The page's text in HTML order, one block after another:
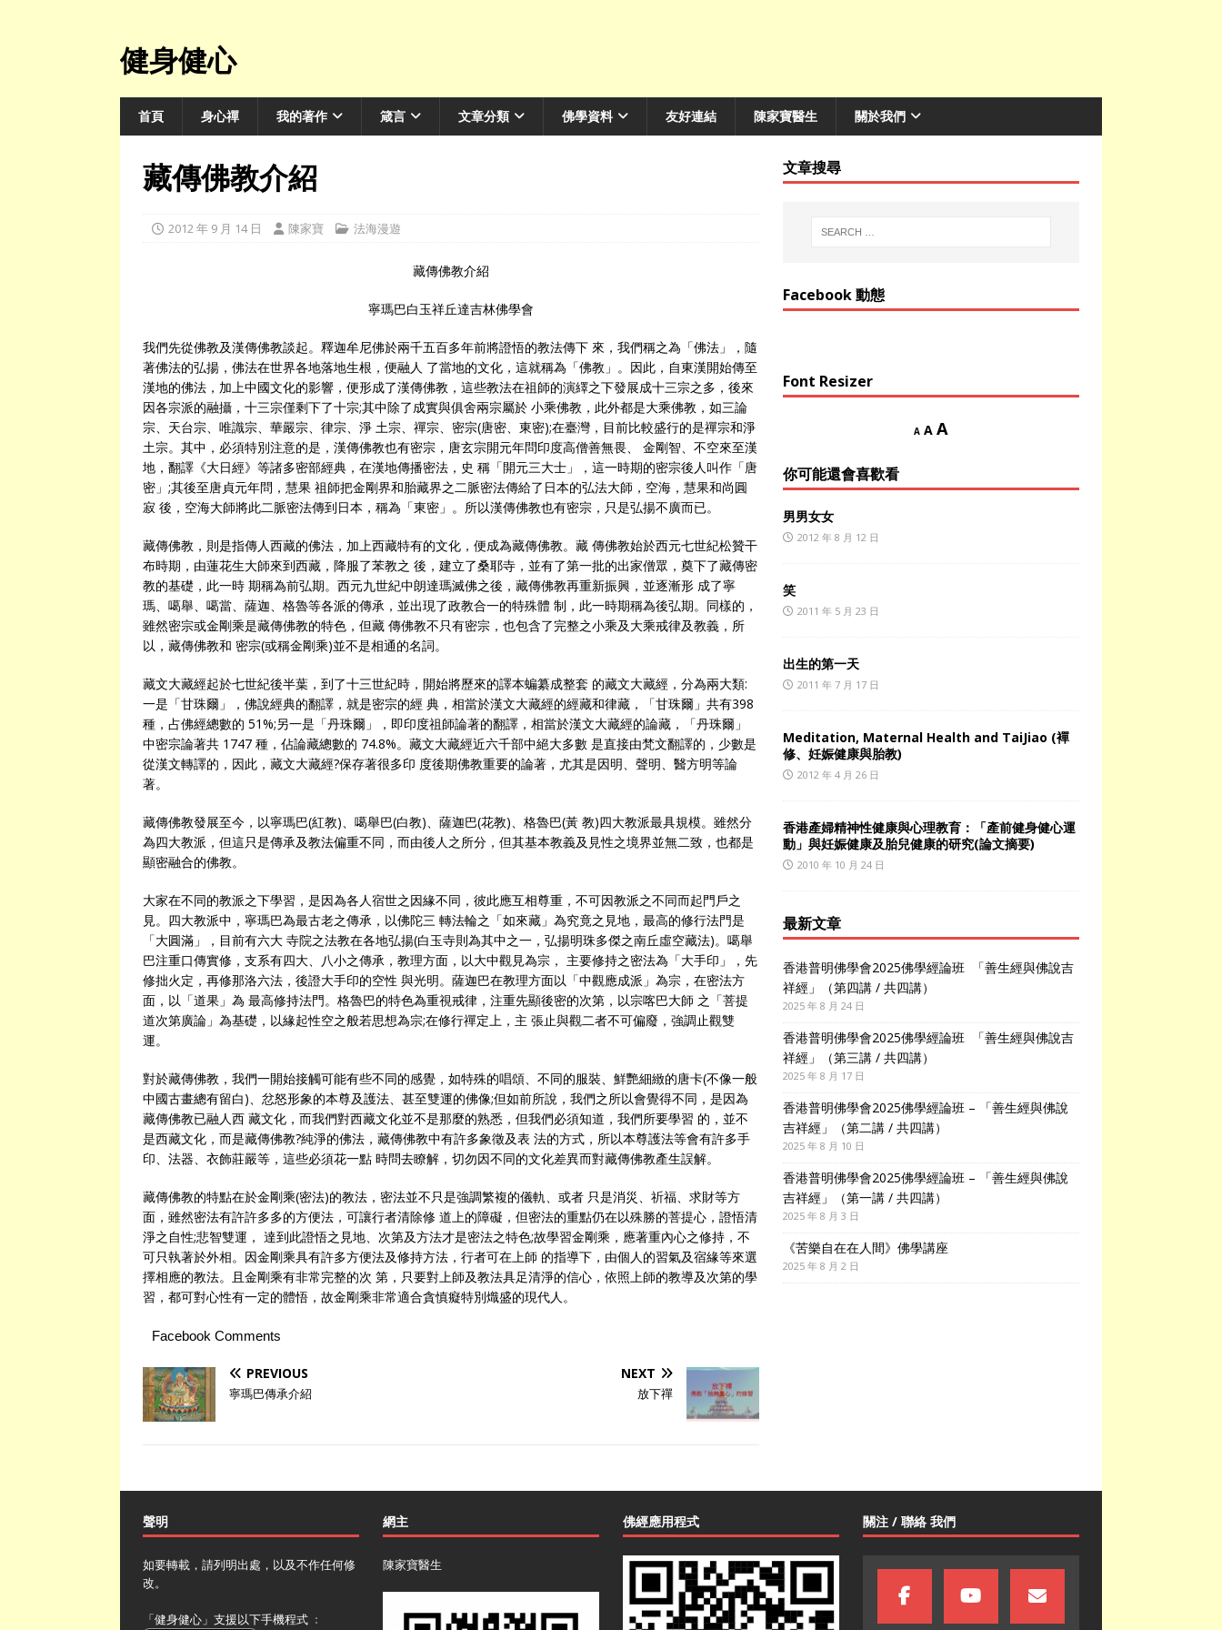
健身健心
首頁 身心禪 我的著作 箴言 文章分類 佛學資料 友好連結 陳家寶醫生 關於我們
藏傳佛教介紹
2012 年 9 月 14 日 陳家寶 法海漫遊
藏傳佛教介紹
寧瑪巴白玉祥丘達吉林佛學會
我們先從佛教及漢傳佛教談起。釋迦牟尼佛於兩千五百多年前將證悟的教法傳下 來，我們稱之為「佛法」，隨
著佛法的弘揚，佛法在世界各地落地生根，便融人 了當地的文化，這就稱為「佛教」。因此，自東漢開始傳至
漢地的佛法，加上中國文化的影響，便形成了漢傳佛教，這些教法在祖師的演繹之下發展成十三宗之多，後來
因各宗派的融攝，十三宗僅剩下了十宗;其中除了成實與俱舍兩宗屬於 小乘佛教，此外都是大乘佛教，如三論
宗、天台宗、唯識宗、華嚴宗、律宗、淨 土宗、禪宗、密宗(唐密、東密);在臺灣，目前比較盛行的是禪宗和淨
土宗。其中，必須特別注意的是，漢傳佛教也有密宗，唐玄宗開元年問印度高僧善無畏、 金剛智、不空來至漢
地，翻譯《大日經》等諸多密部經典，在漢地傳播密法，史 稱「開元三大士」，這一時期的密宗後人叫作「唐
密」;其後至唐貞元年問，慧果 祖師把金剛界和胎藏界之二脈密法傳給了日本的弘法大師，空海，慧果和尚圓
寂 後，空海大師將此二脈密法傳到日本，稱為「東密」。所以漢傳佛教也有密宗，只是弘揚不廣而已。
藏傳佛教，則是指傳人西藏的佛法，加上西藏特有的文化，便成為藏傳佛教。藏 傳佛教始於西元七世紀松贊干
布時期，由蓮花生大師來到西藏，降服了苯教之 後，建立了桑耶寺，並有了第一批的出家僧眾，奠下了藏傳密
教的基礎，此一時 期稱為前弘期。西元九世紀中朗達瑪滅佛之後，藏傳佛教再重新振興，並逐漸形 成了寧
瑪、噶舉、噶當、薩迦、格魯等各派的傳承，並出現了政教合一的特殊體 制，此一時期稱為後弘期。同樣的，
雖然密宗或金剛乘是藏傳佛教的特色，但藏 傳佛教不只有密宗，也包含了完整之小乘及大乘戒律及教義，所
以，藏傳佛教和 密宗(或稱金剛乘)並不是相通的名詞。
藏文大藏經起於七世紀後半葉，到了十三世紀時，開始將歷來的譯本蝙纂成整套 的藏文大藏經，分為兩大類:
一是「甘珠爾」，佛說經典的翻譯，就是密宗的經 典，相當於漢文大藏經的經藏和律藏，「甘珠爾」共有398
種，占佛經總數的 51%;另一是「丹珠爾」，即印度祖師論著的翻譯，相當於漢文大藏經的論藏，「丹珠爾」
中密宗論著共 1747 種，佔論藏總數的 74.8%。藏文大藏經近六千部中絕大多數 是直接由梵文翻譯的，少數是
從漢文轉譯的，因此，藏文大藏經?保存著很多印 度後期佛教重要的論著，尤其是因明、聲明、醫方明等論
著。
藏傳佛教發展至今，以寧瑪巴(紅教)、噶舉巴(白教)、薩迦巴(花教)、格魯巴(黃 教)四大教派最具規模。雖然分
為四大教派，但這只是傳承及教法偏重不同，而由後人之所分，但其基本教義及見性之境界並無二致，也都是
顯密融合的佛教。
大家在不同的教派之下學習，是因為各人宿世之因緣不同，彼此應互相尊重，不可因教派之不同而起門戶之
見。四大教派中，寧瑪巴為最古老之傳承，以佛陀三 轉法輪之「如來藏」為究竟之見地，最高的修行法門是
「大圓滿」，目前有六大 寺院之法教在各地弘揚(白玉寺則為其中之一，弘揚明珠多傑之南丘虛空藏法)。噶舉
巴注重口傳實修，支系有四大、八小之傳承，教理方面，以大中觀見為宗， 主要修持之密法為「大手印」，先
修拙火定，再修那洛六法，後證大手印的空性 與光明。薩迦巴在教理方面以「中觀應成派」為宗，在密法方
面，以「道果」為 最高修持法門。格魯巴的特色為重視戒律，注重先顯後密的次第，以宗喀巴大師 之「菩提
道次第廣論」為基礎，以緣起性空之般若思想為宗;在修行禪定上，主 張止與觀二者不可偏廢，強調止觀雙
運。
對於藏傳佛教，我們一開始接觸可能有些不同的感覺，如特殊的唱頌、不同的服裝、鮮艷細緻的唐卡(不像一般
中國古畫總有留白)、忿怒形象的本尊及護法、甚至雙運的佛像;但如前所說，我們之所以會覺得不同，是因為
藏傳佛教已融人西 藏文化，而我們對西藏文化並不是那麼的熟悉，但我們必須知道，我們所要學習 的，並不
是西藏文化，而是藏傳佛教?純淨的佛法，藏傳佛教中有許多象徵及表 法的方式，所以本尊護法等會有許多手
印、法器、衣飾莊嚴等，這些必須花一點 時問去瞭解，切勿因不同的文化差異而對藏傳佛教產生誤解。
藏傳佛教的特點在於金剛乘(密法)的教法，密法並不只是強調繁複的儀軌、或者 只是消災、祈福、求財等方
面，雖然密法有許許多多的方便法，可讓行者清除修 道上的障礙，但密法的重點仍在以殊勝的菩提心，證悟清
淨之自性;悲智雙運， 達到此證悟之見地、次第及方法才是密法之特色;故學習金剛乘，應著重內心之修持，不
可只執著於外相。因金剛乘具有許多方便法及修持方法，行者可在上師 的指導下，由個人的習氣及宿緣等來選
擇相應的教法。且金剛乘有非常完整的次 第，只要對上師及教法具足清淨的信心，依照上師的教導及次第的學
習，都可對心性有一定的體悟，故金剛乘非常適合貪慎癡特別熾盛的現代人。
Facebook Comments
PREVIOUS
寧瑪巴傳承介紹
NEXT
放下禪
文章搜尋
Facebook 動態
Font Resizer
A A A
你可能還會喜歡看
男男女女
2012 年 8 月 12 日
笑
2011 年 5 月 23 日
出生的第一天
2011 年 7 月 17 日
Meditation, Maternal Health and TaiJiao (襌
修、妊娠健康與胎教)
2012 年 4 月 26 日
香港產婦精神性健康與心理教育：「產前健身健心運
動」與妊娠健康及胎兒健康的研究(論文摘要)
2010 年 10 月 24 日
最新文章
香港普明佛學會2025佛學經論班 「善生經與佛說吉
祥經」（第四講 / 共四講）
2025 年 8 月 24 日
香港普明佛學會2025佛學經論班 「善生經與佛說吉
祥經」（第三講 / 共四講）
2025 年 8 月 17 日
香港普明佛學會2025佛學經論班 – 「善生經與佛說
吉祥經」（第二講 / 共四講）
2025 年 8 月 10 日
香港普明佛學會2025佛學經論班 – 「善生經與佛說
吉祥經」（第一講 / 共四講）
2025 年 8 月 3 日
《苦樂自在在人間》佛學講座
2025 年 8 月 2 日
聲明
如要轉載，請列明出處，以及不作任何修
改。
「健身健心」支援以下手機程式 ﹕
網主
陳家寶醫生
佛經應用程式 關注 / 聯絡 我們